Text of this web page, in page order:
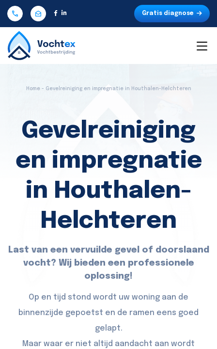
Gratis diagnose
Home - Gevelreiniging en impregnatie in Houthalen-Helchteren
Gevelreiniging
en impregnatie
in Houthalen-
Helchteren
Last van een vervuilde gevel of doorslaand
vocht? Wij bieden een professionele
oplossing!
Op en tijd stond wordt uw woning aan de
binnenzijde gepoetst en de ramen eens goed
gelapt.
Maar waar er niet altijd aandacht aan wordt